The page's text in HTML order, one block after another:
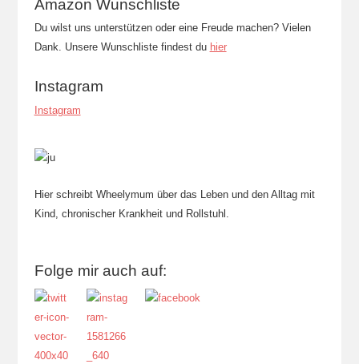
Amazon Wunschliste
Du wilst uns unterstützen oder eine Freude machen? Vielen
Dank. Unsere Wunschliste findest du hier
Instagram
Instagram
Hier schreibt Wheelymum über das Leben und den Alltag mit
Kind, chronischer Krankheit und Rollstuhl.
Folge mir auch auf: